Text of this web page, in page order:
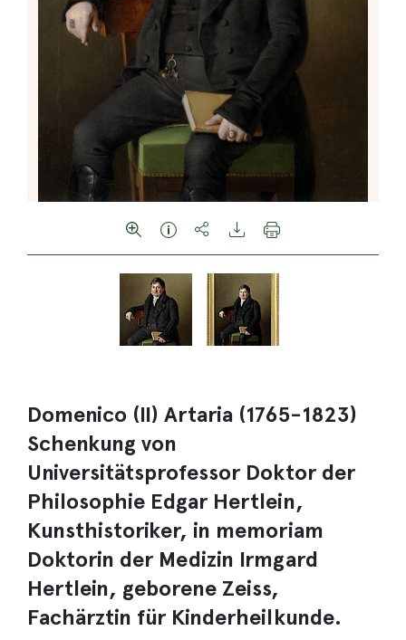
Domenico (II) Artaria (1765-1823)
Schenkung von
Universitätsprofessor Doktor der
Philosophie Edgar Hertlein,
Kunsthistoriker, in memoriam
Doktorin der Medizin Irmgard
Hertlein, geborene Zeiss,
Fachärztin für Kinderheilkunde.